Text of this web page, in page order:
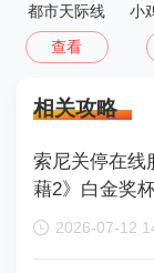
都市天际线
查看
相关攻略
索尼关停在线
藉2》白金奖
再获取
2026-07-12